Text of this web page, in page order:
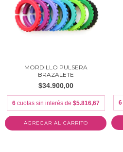
MORDILLO PULSERA
BRAZALETE
$34.900,00
6 cuotas sin interés de $5.816,67
AGREGAR AL CARRITO
6